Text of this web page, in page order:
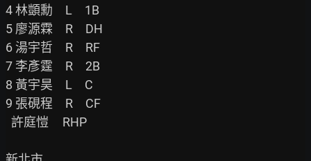
4 林顗勳　L　1B
5 廖源霖　R　DH
6 湯宇哲　R　RF
7 李彥霆　R　2B
8 黃宇昊　L　C
9 張硯程　R　CF